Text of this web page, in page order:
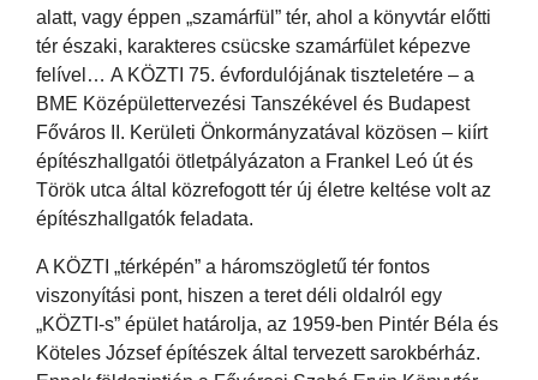
alatt, vagy éppen „szamárfül” tér, ahol a könyvtár előtti
tér északi, karakteres csücske szamárfület képezve
felível… A KÖZTI 75. évfordulójának tiszteletére – a
BME Középülettervezési Tanszékével és Budapest
Főváros II. Kerületi Önkormányzatával közösen – kiírt
építészhallgatói ötletpályázaton a Frankel Leó út és
Török utca által közrefogott tér új életre keltése volt az
építészhallgatók feladata.
A KÖZTI „térképén” a háromszögletű tér fontos
viszonyítási pont, hiszen a teret déli oldalról egy
„KÖZTI-s” épület határolja, az 1959-ben Pintér Béla és
Köteles József építészek által tervezett sarokbérház.